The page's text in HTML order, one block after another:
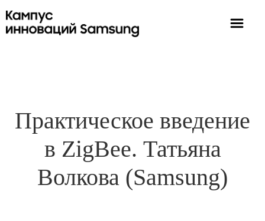
Практическое введение
в ZigBee. Татьяна
Волкова (Samsung)